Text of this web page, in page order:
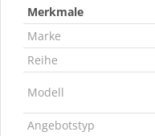
Merkmale
Marke
Reihe
Modell
Angebotstyp